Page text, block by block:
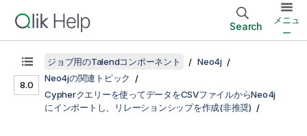
Search
メニュ
ー
8.0
ジョブ用のTalendコンポーネント
Neo4j
Neo4jの関連トピック
Cypherクエリーを使ってデータをCSVファイルからNeo4j
にインポートし、リレーションシップを作成(非推奨)